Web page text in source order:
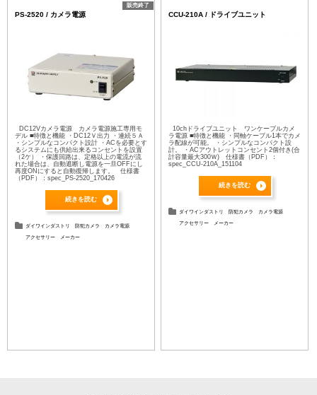
販売終了
PS-2520 / カメラ電源
DC12Vカメラ電源 カメラ電源施工専用モ
デル ■特徴と機能 ・DC12Ｖ出力 ・連続５Ａ
・シンプルなコンパクト設計 ・ACを必要とす
るシステムにも供給出来るコンセントを設置
（2ケ） ・保護回路は、定格以上の電流が流
れた場合は、自動遮断し電源を一旦OFFにし
再度ONにすると自動復帰します。 仕様書
（PDF）：spec_PS-2520_170426
続きを読む
ダイワインダストリ 防犯カメラ カメラ電源
アクセサリー メーカー
CCU-210A / ドライブユニット
10chドライブユニット ワンケーブルカメ
ラ電源 ■特徴と機能 ・同軸ケーブル1本でカメ
ラ配線が可能。 ・シンプルなコンパクト設
計。 ・ACアウトレットコンセント2個付き(合
計容量最大300Ｗ) 仕様書（PDF）：
spec_CCU-210A_151104
続きを読む
ダイワインダストリ 防犯カメラ カメラ電源
アクセサリー メーカー